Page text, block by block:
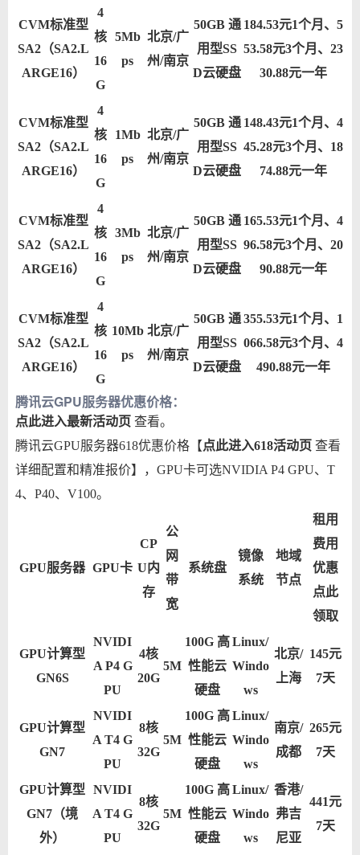
CVM标准型
SA2（SA2.L
ARGE16）
4
核
16
G
5Mb
ps
北京/广
州/南京
50GB 通
用型SS
D云硬盘
184.53元1个月、5
53.58元3个月、23
30.88元一年
CVM标准型
SA2（SA2.L
ARGE16）
4
核
16
G
1Mb
ps
北京/广
州/南京
50GB 通
用型SS
D云硬盘
148.43元1个月、4
45.28元3个月、18
74.88元一年
CVM标准型
SA2（SA2.L
ARGE16）
4
核
16
G
3Mb
ps
北京/广
州/南京
50GB 通
用型SS
D云硬盘
165.53元1个月、4
96.58元3个月、20
90.88元一年
CVM标准型
SA2（SA2.L
ARGE16）
4
核
16
G
10Mb
ps
北京/广
州/南京
50GB 通
用型SS
D云硬盘
355.53元1个月、1
066.58元3个月、4
490.88元一年
腾讯云GPU服务器优惠价格：
点此进入最新活动页 查看。
腾讯云GPU服务器618优惠价格【点此进入618活动页 查看
详细配置和精准报价】，GPU卡可选NVIDIA P4 GPU、T
4、P40、V100。
GPU服务器 GPU卡
CP
U内
存
公
网
带
宽
系统盘
镜像
系统
地域
节点
租用
费用
优惠
点此
领取
GPU计算型
GN6S
NVIDI
A P4 G
PU
4核
20G
5M
100G 高
性能云
硬盘
Linux/
Windo
ws
北京/
上海
145元
7天
GPU计算型
GN7
NVIDI
A T4 G
PU
8核
32G
5M
100G 高
性能云
硬盘
Linux/
Windo
ws
南京/
成都
265元
7天
GPU计算型
GN7（境
外）
NVIDI
A T4 G
PU
8核
32G
5M
100G 高
性能云
硬盘
Linux/
Windo
ws
香港/
弗吉
尼亚
441元
7天